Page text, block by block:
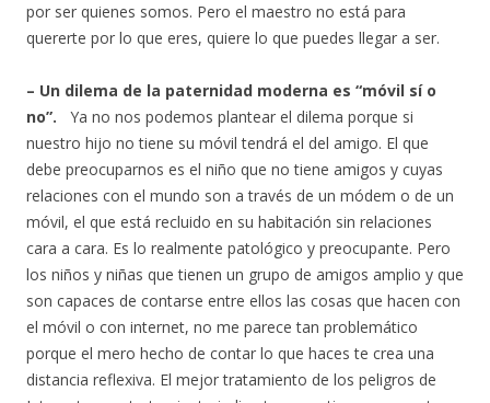
por ser quienes somos. Pero el maestro no está para
quererte por lo que eres, quiere lo que puedes llegar a ser.
– Un dilema de la paternidad moderna es “móvil sí o
no”. Ya no nos podemos plantear el dilema porque si
nuestro hijo no tiene su móvil tendrá el del amigo. El que
debe preocuparnos es el niño que no tiene amigos y cuyas
relaciones con el mundo son a través de un módem o de un
móvil, el que está recluido en su habitación sin relaciones
cara a cara. Es lo realmente patológico y preocupante. Pero
los niños y niñas que tienen un grupo de amigos amplio y que
son capaces de contarse entre ellos las cosas que hacen con
el móvil o con internet, no me parece tan problemático
porque el mero hecho de contar lo que haces te crea una
distancia reflexiva. El mejor tratamiento de los peligros de